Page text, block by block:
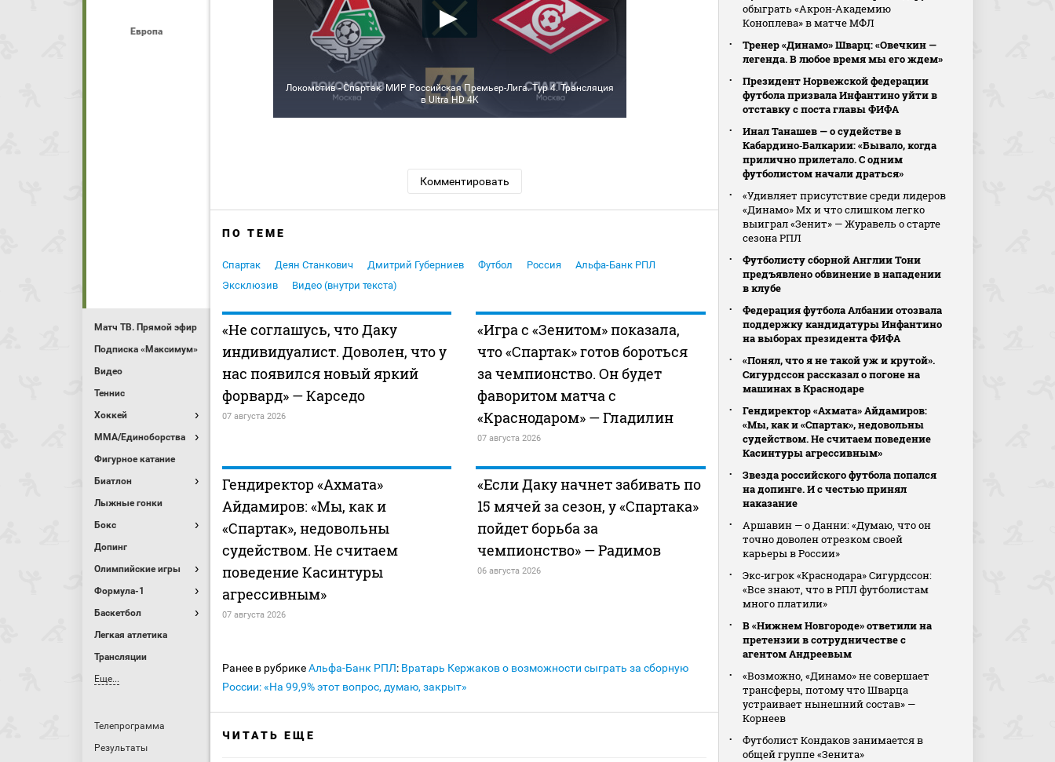
Европа
Матч ТВ. Прямой эфир
Подписка «Максимум»
Видео
Теннис
Хоккей
MMA/Единоборства
Фигурное катание
Биатлон
Лыжные гонки
Бокс
Допинг
Олимпийские игры
Формула-1
Баскетбол
Легкая атлетика
Трансляции
Еще...
Телепрограмма
Результаты
Локомотив - Спартак. МИР Российская Премьер-Лига. Тур 4. Трансляция
в Ultra HD 4K
Комментировать
ПО ТЕМЕ
Спартак Деян Станкович Дмитрий Губерниев Футбол Россия
Альфа-Банк РПЛ
Эксклюзив
Видео (внутри текста)
«Не соглашусь, что Даку
индивидуалист. Доволен, что у
нас появился новый яркий
форвард» — Карседо
07 августа 2026
«Игра с «Зенитом» показала,
что «Спартак» готов бороться
за чемпионство. Он будет
фаворитом матча с
«Краснодаром» — Гладилин
07 августа 2026
Гендиректор «Ахмата»
Айдамиров: «Мы, как и
«Спартак», недовольны
судейством. Не считаем
поведение Касинтуры
агрессивным»
07 августа 2026
«Если Даку начнет забивать по
15 мячей за сезон, у «Спартака»
пойдет борьба за
чемпионство» — Радимов
06 августа 2026
Ранее в рубрикеАльфа-Банк РПЛ: Вратарь Кержаков о возможности сыграть за сборную
России: «На 99,9% этот вопрос, думаю, закрыт»
ЧИТАТЬ ЕЩЕ
обыграть «Акрон‑Академию
Коноплева» в матче МФЛ
Тренер «Динамо» Шварц: «Овечкин —
легенда. В любое время мы его ждем»
Президент Норвежской федерации
футбола призвала Инфантино уйти в
отставку с поста главы ФИФА
Инал Танашев — о судействе в
Кабардино‑Балкарии: «Бывало, когда
прилично прилетало. С одним
футболистом начали драться»
«Удивляет присутствие среди лидеров
«Динамо» Мх и что слишком легко
выиграл «Зенит» — Журавель о старте
сезона РПЛ
Футболисту сборной Англии Тони
предъявлено обвинение в нападении
в клубе
Федерация футбола Албании отозвала
поддержку кандидатуры Инфантино
на выборах президента ФИФА
«Понял, что я не такой уж и крутой».
Сигурдссон рассказал о погоне на
машинах в Краснодаре
Гендиректор «Ахмата» Айдамиров:
«Мы, как и «Спартак», недовольны
судейством. Не считаем поведение
Касинтуры агрессивным»
Звезда российского футбола попался
на допинге. И с честью принял
наказание
Аршавин — о Данни: «Думаю, что он
точно доволен отрезком своей
карьеры в России»
Экс‑игрок «Краснодара» Сигурдссон:
«Все знают, что в РПЛ футболистам
много платили»
В «Нижнем Новгороде» ответили на
претензии в сотрудничестве с
агентом Андреевым
«Возможно, «Динамо» не совершает
трансферы, потому что Шварца
устраивает нынешний состав» —
Корнеев
Футболист Кондаков занимается в
общей группе «Зенита»